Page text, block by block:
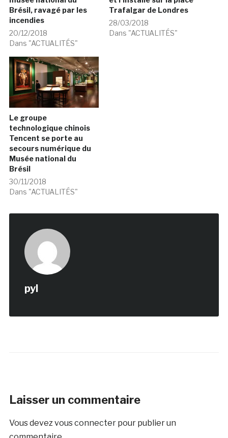
Brésil, ravagé par les
incendies
20/12/2018
Dans "ACTUALITÉS"
Trafalgar de Londres
28/03/2018
Dans "ACTUALITÉS"
Le groupe
technologique chinois
Tencent se porte au
secours numérique du
Musée national du
Brésil
30/11/2018
Dans "ACTUALITÉS"
pyl
Laisser un commentaire
Vous devezvous connecterpour publier un